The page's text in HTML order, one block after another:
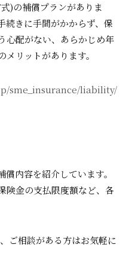
)の補償プランがありま
続きに手間がかからず、保
心配がない、あらかじめ年
リットがあります。
sme_insurance/liability/
内容を紹介しています。
険金の支払限度額など、各
ご相談がある方はお気軽に